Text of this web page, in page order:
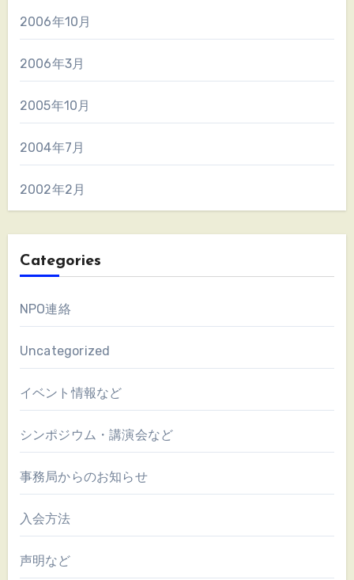
2006年10月
2006年3月
2005年10月
2004年7月
2002年2月
Categories
NPO連絡
Uncategorized
イベント情報など
シンポジウム・講演会など
事務局からのお知らせ
入会方法
声明など